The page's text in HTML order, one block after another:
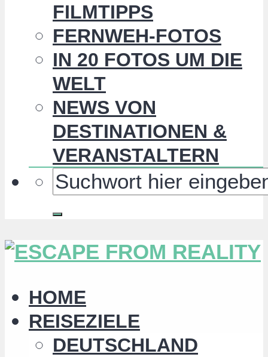
FILMTIPPS
FERNWEH-FOTOS
IN 20 FOTOS UM DIE
WELT
NEWS VON
DESTINATIONEN &
VERANSTALTERN
HOME
REISEZIELE
DEUTSCHLAND